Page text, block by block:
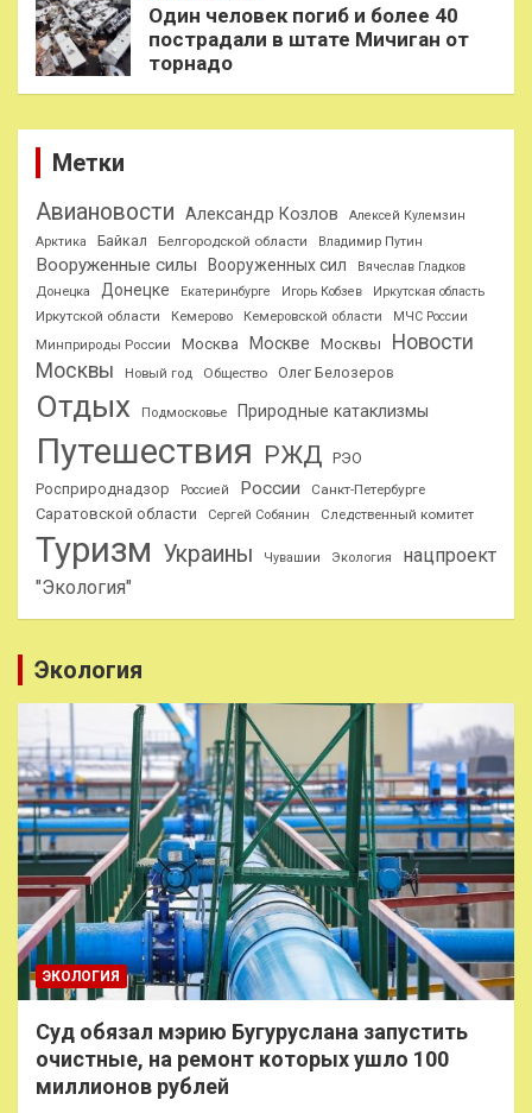
Один человек погиб и более 40
пострадали в штате Мичиган от
торнадо
Метки
Авиановости Александр Козлов
Алексей Кулемзин
Арктика
Байкал Белгородской области Владимир Путин
Вооруженные силы Вооруженных сил
Вячеслав Гладков
Донецка
Донецке Екатеринбурге Игорь Кобзев Иркутская область
Иркутской области Кемерово Кемеровской области
МЧС России
Минприроды России
Москва Москве Москвы
Новости
Москвы
Новый год Общество Олег Белозеров
Отдых Подмосковье Природные катаклизмы
Путешествия РЖД РЭО
Росприроднадзор
Россией России Санкт-Петербурге
Саратовской области Сергей Собянин Следственный комитет
Туризм Украины Чувашии Экология
нацпроект
"Экология"
Экология
ЭКОЛОГИЯ
Суд обязал мэрию Бугуруслана запустить
очистные, на ремонт которых ушло 100
миллионов рублей